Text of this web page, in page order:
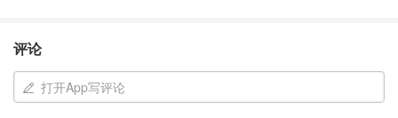
评论
打开App写评论